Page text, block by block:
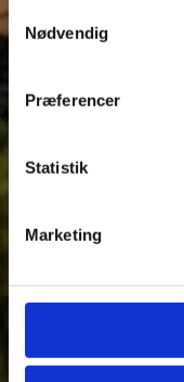
Samtykkevalg
Nødvendig
Præferencer
Statistik
Marketing
Send